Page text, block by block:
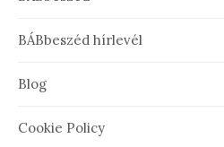
BÁBbeszéd hírlevél
Blog
Cookie Policy